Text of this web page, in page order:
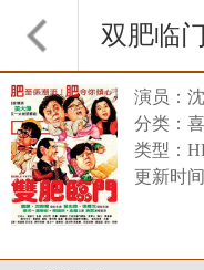
双肥临门
演员：
分类：
类型：
更新时